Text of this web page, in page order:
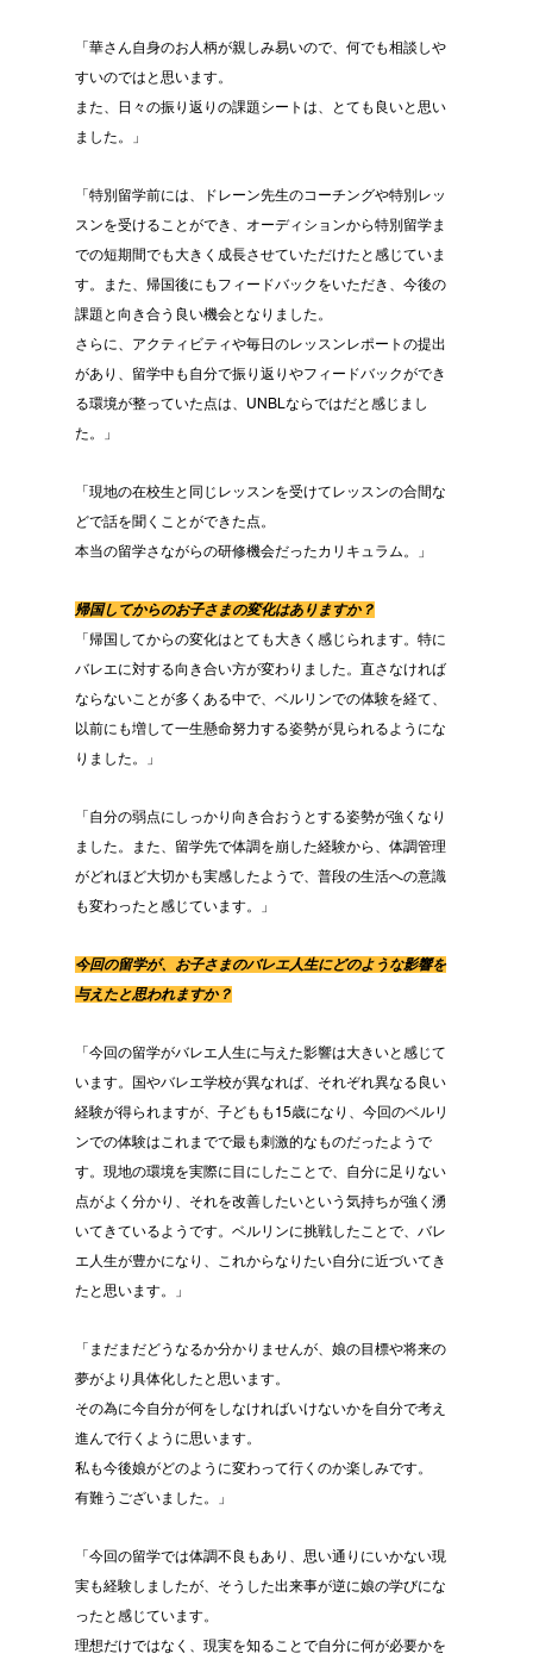
「華さん自身のお人柄が親しみ易いので、何でも相談しや
すいのではと思います。
また、日々の振り返りの課題シートは、とても良いと思い
ました。」
「特別留学前には、ドレーン先生のコーチングや特別レッ
スンを受けることができ、オーディションから特別留学ま
での短期間でも大きく成長させていただけたと感じていま
す。また、帰国後にもフィードバックをいただき、今後の
課題と向き合う良い機会となりました。
さらに、アクティビティや毎日のレッスンレポートの提出
があり、留学中も自分で振り返りやフィードバックができ
る環境が整っていた点は、UNBLならではだと感じまし
た。」
「現地の在校生と同じレッスンを受けてレッスンの合間な
どで話を聞くことができた点。
本当の留学さながらの研修機会だったカリキュラム。」
帰国してからのお子さまの変化はありますか？
「帰国してからの変化はとても大きく感じられます。特に
バレエに対する向き合い方が変わりました。直さなければ
ならないことが多くある中で、ベルリンでの体験を経て、
以前にも増して一生懸命努力する姿勢が見られるようにな
りました。」
「自分の弱点にしっかり向き合おうとする姿勢が強くなり
ました。また、留学先で体調を崩した経験から、体調管理
がどれほど大切かも実感したようで、普段の生活への意識
も変わったと感じています。」
今回の留学が、お子さまのバレエ人生にどのような影響を
与えたと思われますか？
「今回の留学がバレエ人生に与えた影響は大きいと感じて
います。国やバレエ学校が異なれば、それぞれ異なる良い
経験が得られますが、子どもも15歳になり、今回のベルリ
ンでの体験はこれまでで最も刺激的なものだったようで
す。現地の環境を実際に目にしたことで、自分に足りない
点がよく分かり、それを改善したいという気持ちが強く湧
いてきているようです。ベルリンに挑戦したことで、バレ
エ人生が豊かになり、これからなりたい自分に近づいてき
たと思います。」
「まだまだどうなるか分かりませんが、娘の目標や将来の
夢がより具体化したと思います。
その為に今自分が何をしなければいけないかを自分で考え
進んで行くように思います。
私も今後娘がどのように変わって行くのか楽しみです。
有難うございました。」
「今回の留学では体調不良もあり、思い通りにいかない現
実も経験しましたが、そうした出来事が逆に娘の学びにな
ったと感じています。
理想だけではなく、現実を知ることで自分に何が必要かを